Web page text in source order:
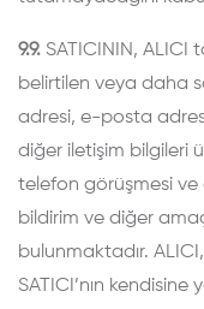
9.9. SATICININ, ALICI
belirtilen veya daha
adresi, e-posta
diğer iletişim bilgileri
telefon görüşmesi
bildirim ve diğer
bulunmaktadır.
SATICI’nın